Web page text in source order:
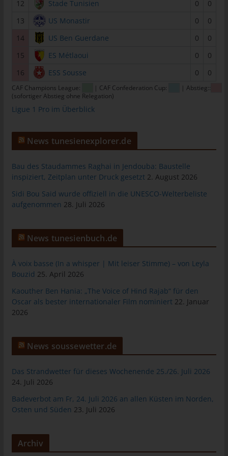
12
Stade Tunisien 0
0
13
US Monastir 0
0
14
US Ben Guerdane 0
0
15
ES Métlaoui 0
0
16
ESS Sousse 0 0
CAF Champions League: | CAF Confederation Cup:
| Abstieg::
(sofortiger Abstieg ohne Relegation)
Ligue 1 Pro im Überblick
News tunesienexplorer.de
Bau des Staudammes Raghai in Jendouba: Baustelle
inspiziert, Zeitplan unter Druck gesetzt 2. August 2026
Sidi Bou Said wurde offiziell in die UNESCO-Welterbeliste
aufgenommen 28. Juli 2026
News tunesienbuch.de
À voix basse (In a whisper | Mit leiser Stimme) – von Leyla
Bouzid 25. April 2026
Kaouther Ben Hania: „The Voice of Hind Rajab“ für den
Oscar als bester internationaler Film nominiert 22. Januar
2026
News soussewetter.de
Das Strandwetter für dieses Wochenende 25./26. Juli 2026
24. Juli 2026
Badeverbot am Fr, 24. Juli 2026 an allen Küsten im Norden,
Osten und Süden 23. Juli 2026
Archiv
informationstechnologischen Systeme und der Technik unserer
Internetseite zu gewährleisten sowie (4) um
Strafverfolgungsbehörden im Falle eines Cyberangriffes die zur
Strafverfolgung notwendigen Informationen bereitzustellen.
Diese anonym erhobenen Daten und Informationen werden
durch uns daher einerseits statistisch und ferner mit dem Ziel
ausgewertet, den Datenschutz und die Datensicherheit in
unserem Unternehmen zu erhöhen, um letztlich ein optimales
Schutzniveau für die von uns verarbeiteten personenbezogenen
Daten sicherzustellen. Die anonymen Daten der Server-Logfiles
angegebenen personenbezogenen Daten gespeichert.
Die betroffene Person hat die Möglichkeit, sich auf der
Angabe von personenbezogenen Daten zu registrieren. Welche
personenbezogenen Daten dabei an den für die Verarbeitung
jeweiligen Eingabemaske, die für die Registrierung verwendet
wird. Die von der betroffenen Person eingegebenen
interne Verwendung bei dem für die Verarbeitung
Verantwortlichen und für eigene Zwecke erhoben und
gespeichert. Der für die Verarbeitung Verantwortliche kann die
Weitergabe an einen oder mehrere Auftragsverarbeiter,
beispielsweise einen Paketdienstleister, veranlassen, der die
Verantwortlichen zuzurechnen ist, nutzt.
Verarbeitung Verantwortlichen wird ferner die vom Internet-
Service-Provider (ISP) der betroffenen Person vergebene IP-
gespeichert. Die Speicherung dieser Daten erfolgt vor dem
Hintergrund, dass nur so der Missbrauch unserer Dienste
ermöglichen, begangene Straftaten aufzuklären. Insofern ist die
Speicherung dieser Daten zur Absicherung des für die